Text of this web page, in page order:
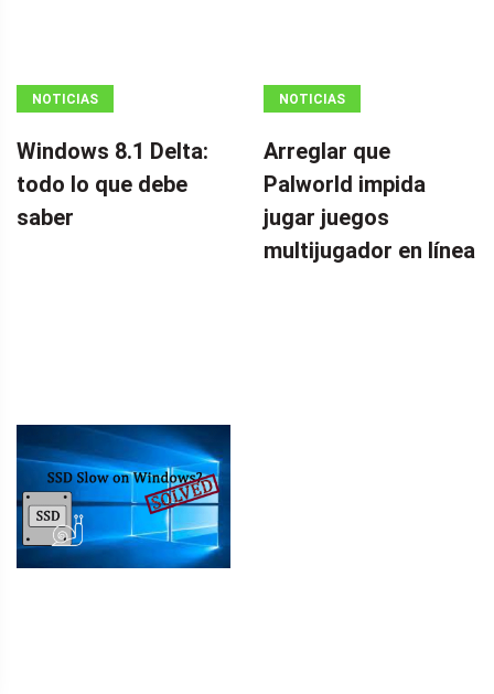
NOTICIAS
Windows 8.1 Delta:
todo lo que debe
saber
NOTICIAS
Arreglar que
Palworld impida
jugar juegos
multijugador en línea